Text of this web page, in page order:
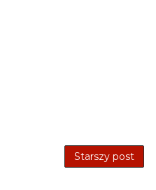
Starszy post